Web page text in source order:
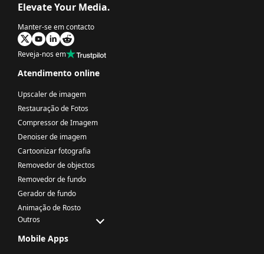
Elevate Your Media.
Manter-se em contacto
Reveja-nos em
Atendimento online
Upscaler de imagem
Restauração de Fotos
Compressor de Imagem
Denoiser de imagem
Cartoonizar fotografia
Removedor de objectos
Removedor de fundo
Gerador de fundo
Animação de Rosto
Outros
Mobile Apps